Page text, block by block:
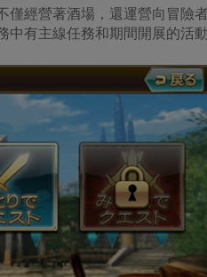
經營著酒場，還運營向冒險
中有主線任務和期間開展的活